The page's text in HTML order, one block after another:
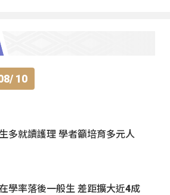
10
多就讀護理 學者籲培育多元人
學率落後一般生 差距擴大近4成